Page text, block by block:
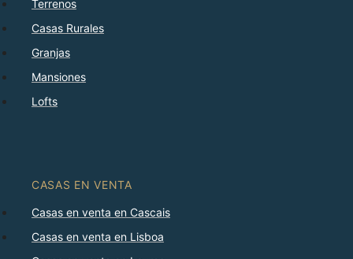
Terrenos
Casas Rurales
Granjas
Mansiones
Lofts
CASAS EN VENTA
Casas en venta en Cascais
Casas en venta en Lisboa